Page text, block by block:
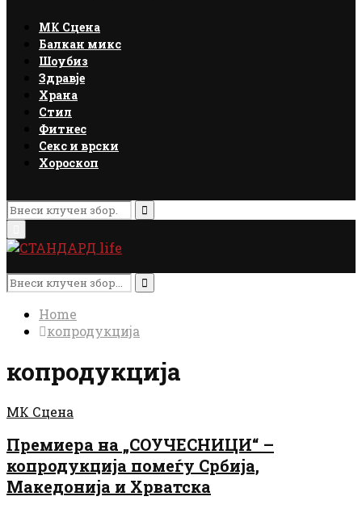
МК Сцена
Балкан микс
Шоубиз
Здравје
Храна
Стил
Фитнес
Секс и врски
Хороскоп
Search
for:
Search
Menu
Search
for:
Search
Home
копродукција
копродукција
МК Сцена
Премиера на „СОУЧЕСНИЦИ“ –
копродукција помеѓу Србија,
Македонија и Хрватска